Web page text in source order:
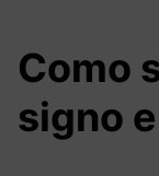
Como
signo